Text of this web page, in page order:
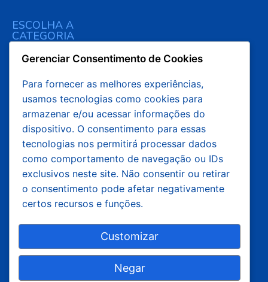
ESCOLHA A
CATEGORIA
Naturais
Aproveitamento de
Desenvolvimento
Educacional e Social
Gestão e Negócio
Hospitalidade e Lazer
Industriais
Informação e
Comunicação
Infraestrutura
Pós-Técnico
Supletivo EAD
Utilidades
Segunda via de Boleto
Acesso ao Sírius
Aprendizagem
Gerenciar Consentimento de Cookies
Para fornecer as melhores experiências,
usamos tecnologias como cookies para
armazenar e/ou acessar informações do
dispositivo. O consentimento para essas
tecnologias nos permitirá processar dados
como comportamento de navegação ou IDs
exclusivos neste site. Não consentir ou retirar
o consentimento pode afetar negativamente
certos recursos e funções.
Customizar
Negar